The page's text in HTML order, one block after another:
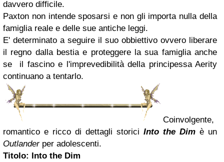
davvero difficile.
Paxton non intende sposarsi e non gli importa nulla della
famiglia reale e delle sue antiche leggi.
E' determinato a seguire il suo obbiettivo ovvero liberare
il regno dalla bestia e proteggere la sua famiglia anche
se il fascino e l'imprevedibilità della principessa Aerity
continuano a tentarlo.
Coinvolgente,
romantico e ricco di dettagli storici Into the Dim è un
Outlander per adolescenti.
Titolo: Into the Dim